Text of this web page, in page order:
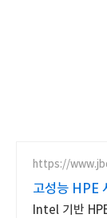
https://
고성능 HPE
Intel 기반